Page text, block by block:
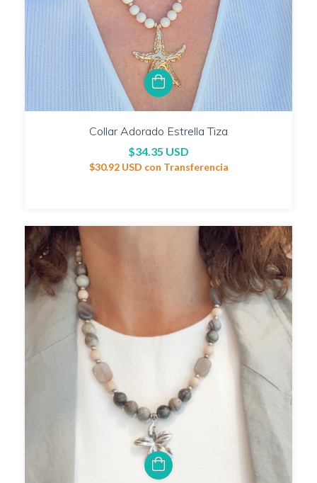
Collar Adorado Estrella Tiza
$34.35 USD
$30.92 USD con Transferencia